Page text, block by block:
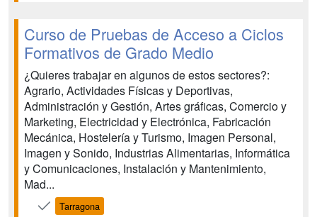
Curso de Pruebas de Acceso a Ciclos
Formativos de Grado Medio
¿Quieres trabajar en algunos de estos sectores?:
Agrario, Actividades Físicas y Deportivas,
Administración y Gestión, Artes gráficas, Comercio y
Marketing, Electricidad y Electrónica, Fabricación
Mecánica, Hostelería y Turismo, Imagen Personal,
Imagen y Sonido, Industrias Alimentarias, Informática
y Comunicaciones, Instalación y Mantenimiento,
Mad...
Tarragona